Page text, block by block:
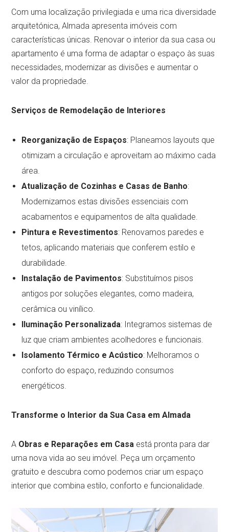
Com uma localização privilegiada e uma rica diversidade
arquitetónica, Almada apresenta imóveis com
características únicas. Renovar o interior da sua casa ou
apartamento é uma forma de adaptar o espaço às suas
necessidades, modernizar as divisões e aumentar o
valor da propriedade.
Serviços de Remodelação de Interiores
Reorganização de Espaços: Planeamos layouts que
otimizam a circulação e aproveitam ao máximo cada
área.
Atualização de Cozinhas e Casas de Banho:
Modernizamos estas divisões essenciais com
acabamentos e equipamentos de alta qualidade.
Pintura e Revestimentos: Renovamos paredes e
tetos, aplicando materiais que conferem estilo e
durabilidade.
Instalação de Pavimentos: Substituímos pisos
antigos por soluções elegantes, como madeira,
cerâmica ou vinílico.
Iluminação Personalizada: Integramos sistemas de
luz que criam ambientes acolhedores e funcionais.
Isolamento Térmico e Acústico: Melhoramos o
conforto do espaço, reduzindo consumos
energéticos.
Transforme o Interior da Sua Casa em Almada
A Obras e Reparações em Casa está pronta para dar
uma nova vida ao seu imóvel. Peça um orçamento
gratuito e descubra como podemos criar um espaço
interior que combina estilo, conforto e funcionalidade.